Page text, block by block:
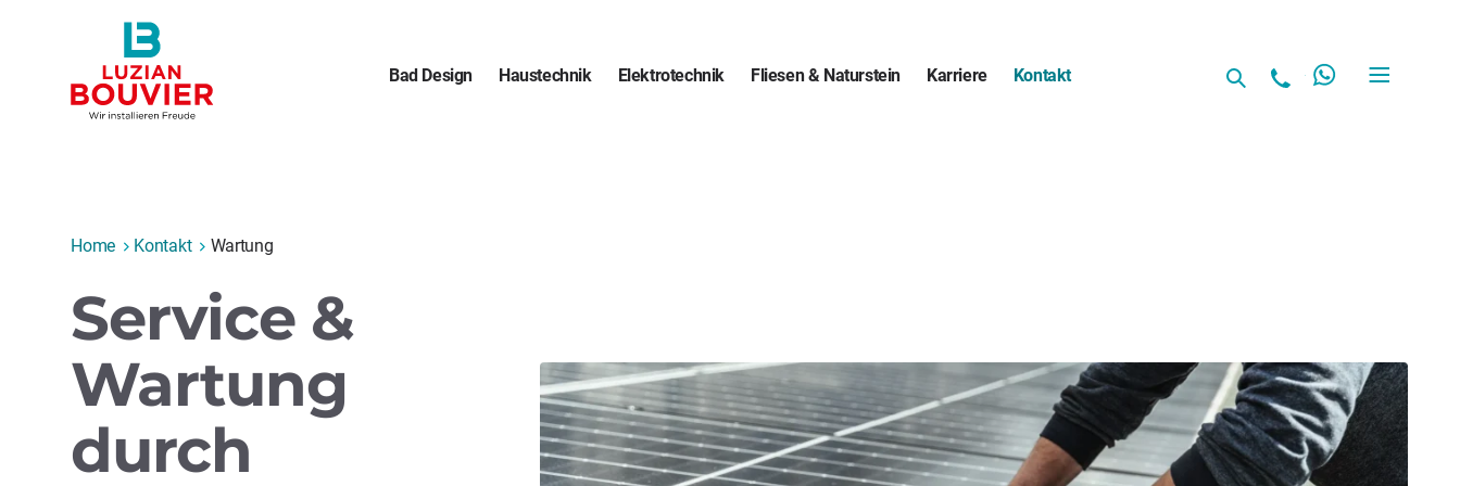
Bad Design Haustechnik Elektrotechnik Fliesen & Naturstein Karriere Kontakt
Home Kontakt Wartung
Service &
Wartung
durch